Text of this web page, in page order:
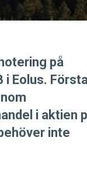
på
Eolus. Första
i aktien
inte